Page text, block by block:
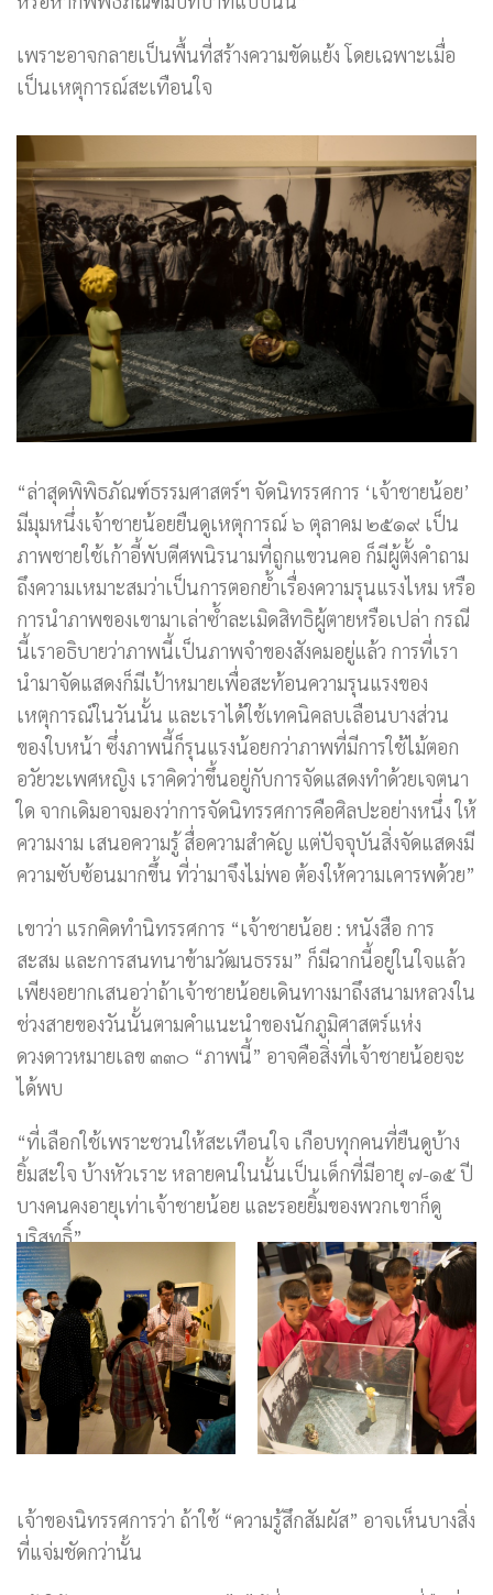
เพราะอาจกลายเป็นพื้นที่สร้างความขัดแย้ง โดยเฉพาะเมื่อ
เป็นเหตุการณ์สะเทือนใจ
“ล่าสุดพิพิธภัณฑ์ธรรมศาสตร์ฯ จัดนิทรรศการ ‘เจ้าชายน้อย’
มีมุมหนึ่งเจ้าชายน้อยยืนดูเหตุการณ์ ๖ ตุลาคม ๒๕๑๙ เป็น
ภาพชายใช้เก้าอี้พับตีศพนิรนามที่ถูกแขวนคอ ก็มีผู้ตั้งคำถาม
ถึงความเหมาะสมว่าเป็นการตอกย้ำเรื่องความรุนแรงไหม หรือ
การนำภาพของเขามาเล่าซ้ำละเมิดสิทธิผู้ตายหรือเปล่า กรณี
นี้เราอธิบายว่าภาพนี้เป็นภาพจำของสังคมอยู่แล้ว การที่เรา
นำมาจัดแสดงก็มีเป้าหมายเพื่อสะท้อนความรุนแรงของ
เหตุการณ์ในวันนั้น และเราได้ใช้เทคนิคลบเลือนบางส่วน
ของใบหน้า ซึ่งภาพนี้ก็รุนแรงน้อยกว่าภาพที่มีการใช้ไม้ตอก
อวัยวะเพศหญิง เราคิดว่าขึ้นอยู่กับการจัดแสดงทำด้วยเจตนา
ใด จากเดิมอาจมองว่าการจัดนิทรรศการคือศิลปะอย่างหนึ่ง ให้
ความงาม เสนอความรู้ สื่อความสำคัญ แต่ปัจจุบันสิ่งจัดแสดงมี
ความซับซ้อนมากขึ้น ที่ว่ามาจึงไม่พอ ต้องให้ความเคารพด้วย”
เขาว่า แรกคิดทำนิทรรศการ “เจ้าชายน้อย : หนังสือ การ
สะสม และการสนทนาข้ามวัฒนธรรม” ก็มีฉากนี้อยู่ในใจแล้ว
เพียงอยากเสนอว่าถ้าเจ้าชายน้อยเดินทางมาถึงสนามหลวงใน
ช่วงสายของวันนั้นตามคำแนะนำของนักภูมิศาสตร์แห่ง
ดวงดาวหมายเลข ๓๓๐ “ภาพนี้” อาจคือสิ่งที่เจ้าชายน้อยจะ
ได้พบ
“ที่เลือกใช้เพราะชวนให้สะเทือนใจ เกือบทุกคนที่ยืนดูบ้าง
ยิ้มสะใจ บ้างหัวเราะ หลายคนในนั้นเป็นเด็กที่มีอายุ ๗-๑๕ ปี
บางคนคงอายุเท่าเจ้าชายน้อย และรอยยิ้มของพวกเขาก็ดู
บริสุทธิ์”
เจ้าของนิทรรศการว่า ถ้าใช้ “ความรู้สึกสัมผัส” อาจเห็นบางสิ่ง
ที่แจ่มชัดกว่านั้น